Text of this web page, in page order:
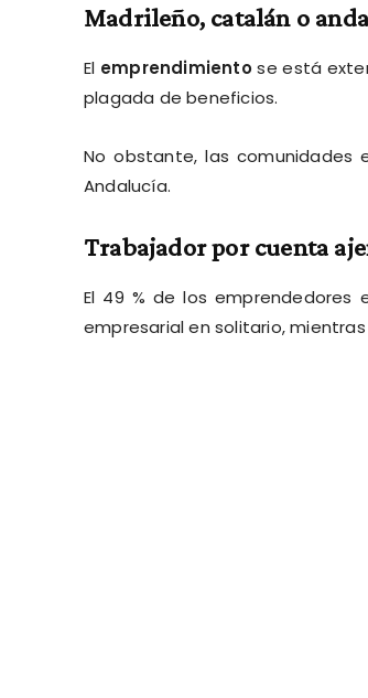
Madrileño, catalán o
El emprendimientose está
plagada de beneficios.
No obstante, las comunidades
Andalucía.
Trabajador por cuenta
El 49 % de los
empresarial en solitario,